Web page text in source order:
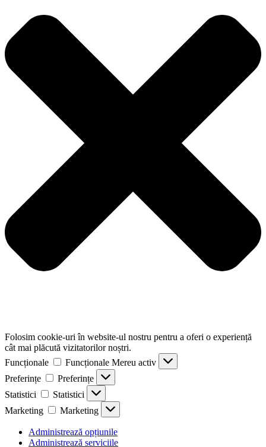
Folosim cookie-uri în website-ul nostru pentru a oferi o experiență
cât mai plăcută vizitatorilor noștri.
Funcționale
Funcționale Mereu activ
Preferințe
Preferințe
Statistici
Statistici
Marketing
Marketing
Administrează opțiunile
Administrează serviciile